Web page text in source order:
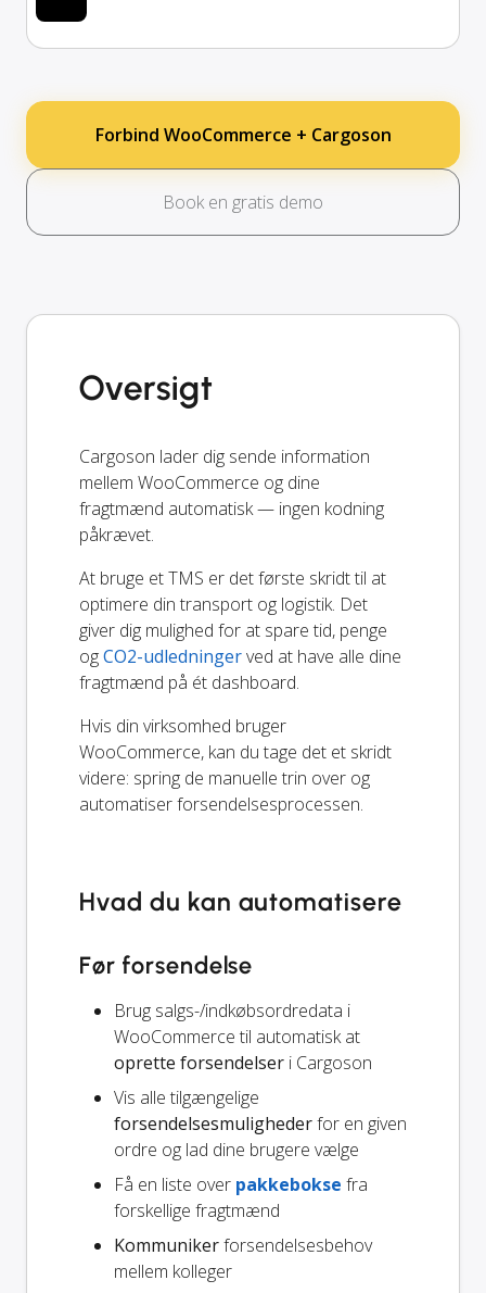
Forbind WooCommerce + Cargoson
Book en gratis demo
Oversigt
Cargoson lader dig sende information
mellem WooCommerce og dine
fragtmænd automatisk — ingen kodning
påkrævet.
At bruge et TMS er det første skridt til at
optimere din transport og logistik. Det
giver dig mulighed for at spare tid, penge
ogCO2-udledningerved at have alle dine
fragtmænd på ét dashboard.
Hvis din virksomhed bruger
WooCommerce, kan du tage det et skridt
videre: spring de manuelle trin over og
automatiser forsendelsesprocessen.
Hvad du kan automatisere
Før forsendelse
Brug salgs-/indkøbsordredata i
WooCommerce til automatisk at
oprette forsendelser i Cargoson
Vis alle tilgængelige
forsendelsesmulighederfor en given
ordre og lad dine brugere vælge
Få en liste over pakkebokse fra
forskellige fragtmænd
Kommunikerforsendelsesbehov
mellem kolleger